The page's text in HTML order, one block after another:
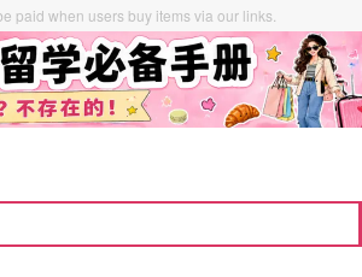
paid when users buy items via our links.